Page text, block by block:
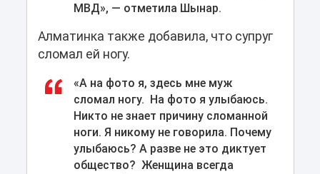
МВД», — отметила Шынар.
Алматинка также добавила, что супруг
сломал ей ногу.
«А на фото я, здесь мне муж
сломал ногу. На фото я улыбаюсь.
Никто не знает причину сломанной
ноги. Я никому не говорила. Почему
улыбаюсь? А разве не это диктует
общество? Женщина всегда